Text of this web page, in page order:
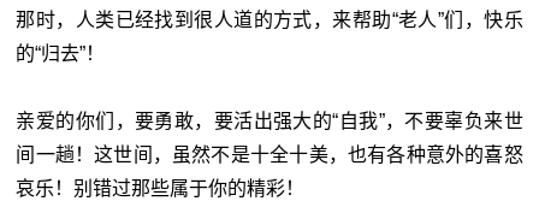
那时，人类已经找到很人道的方式，来帮助“老人”们，快乐
的“归去”！
亲爱的你们，要勇敢，要活出强大的“自我”，不要辜负来世
间一趟！这世间，虽然不是十全十美，也有各种意外的喜怒
哀乐！别错过那些属于你的精彩！